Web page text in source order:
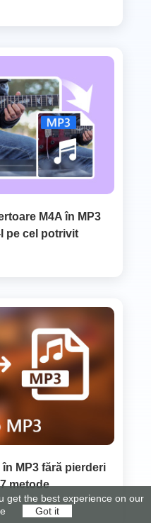
M4A în MP3
pe cel potrivit
MP3 fără pierderi
metode
get the best experience on our
Got it